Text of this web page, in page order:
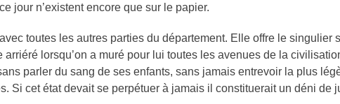
jour n’existent encore que sur le papier.
toutes les autres parties du département. Elle offre le singulier
arriéré lorsqu’on a muré pour lui toutes les avenues de la
parler du sang de ses enfants, sans jamais entrevoir la plus
Si cet état devait se perpétuer à jamais il constituerait un déni de